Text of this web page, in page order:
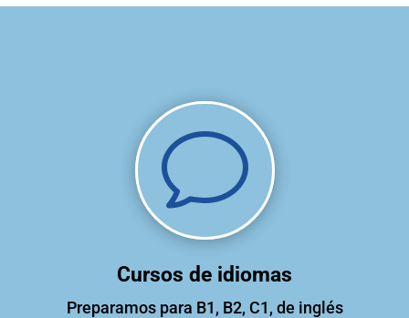
v
Cursos de idiomas
Preparamos para B1, B2, C1, de inglés